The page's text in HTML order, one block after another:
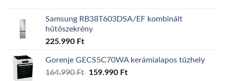
Samsung RB38T603DSA/EF kombinált
hűtőszekrény
225.990 Ft
Gorenje GECS5C70WA kerámialapos tűzhely
164.990Ft
Original
159.990 FtCurrent